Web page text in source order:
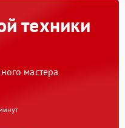
техники
мастера